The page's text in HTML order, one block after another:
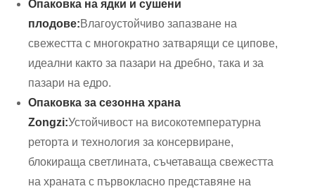
Опаковка на ядки и сушени
плодове:Влагоустойчиво запазване на
свежестта с многократно затварящи се ципове,
идеални както за пазари на дребно, така и за
пазари на едро.
Опаковка за сезонна храна
Zongzi:Устойчивост на високотемпературна
реторта и технология за консервиране,
блокираща светлината, съчетаваща свежестта
на храната с първокласно представяне на